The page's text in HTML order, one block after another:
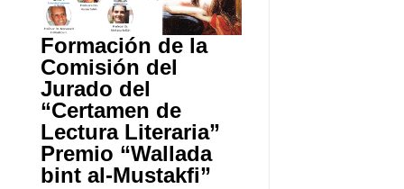
Formación de la
Comisión del
Jurado del
“Certamen de
Lectura Literaria”
Premio “Wallada
bint al-Mustakfi”